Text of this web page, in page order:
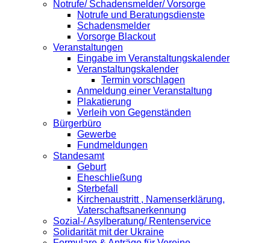
Notrufe/ Schadensmelder/ Vorsorge
Notrufe und Beratungsdienste
Schadensmelder
Vorsorge Blackout
Veranstaltungen
Eingabe im Veranstaltungskalender
Veranstaltungskalender
Termin vorschlagen
Anmeldung einer Veranstaltung
Plakatierung
Verleih von Gegenständen
Bürgerbüro
Gewerbe
Fundmeldungen
Standesamt
Geburt
Eheschließung
Sterbefall
Kirchenaustritt , Namenserklärung,
Vaterschaftsanerkennung
Sozial-/ Asylberatung/ Rentenservice
Solidarität mit der Ukraine